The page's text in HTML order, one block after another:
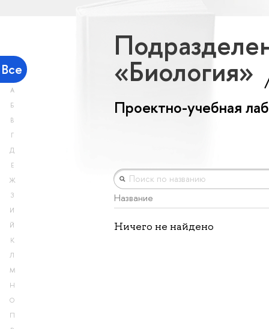
Все
А
Б
В
Г
Д
Е
Ж
З
И
Й
К
Л
М
Н
О
П
«Биология»
Проектно-учебная
Название
Ничего не найдено